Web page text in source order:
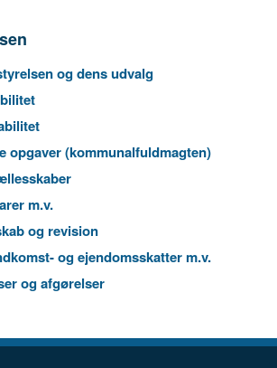
og dens udvalg
opgaver (kommunalfuldmagten)
m.v.
og revision
og ejendomsskatter m.v.
og afgørelser